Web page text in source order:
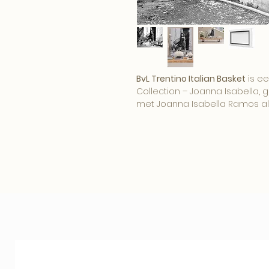
BvL Trentino Italian Basket is
Collection – Joanna Isabella,
met Joanna Isabella Ramos